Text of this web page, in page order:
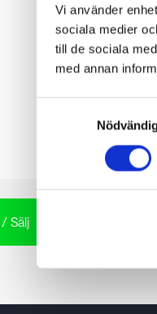
Vi använder
sociala medier
till de sociala
med annan
Sälj